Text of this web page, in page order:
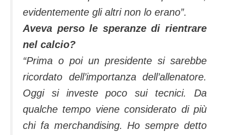
evidentemente gli altri non lo erano”.
Aveva perso le speranze di rientrare
nel calcio?
“Prima o poi un presidente si sarebbe
ricordato dell’importanza dell’allenatore.
Oggi si investe poco sui tecnici. Da
qualche tempo viene considerato di più
chi fa merchandising. Ho sempre detto